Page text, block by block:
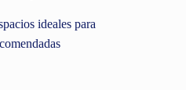
ideales para